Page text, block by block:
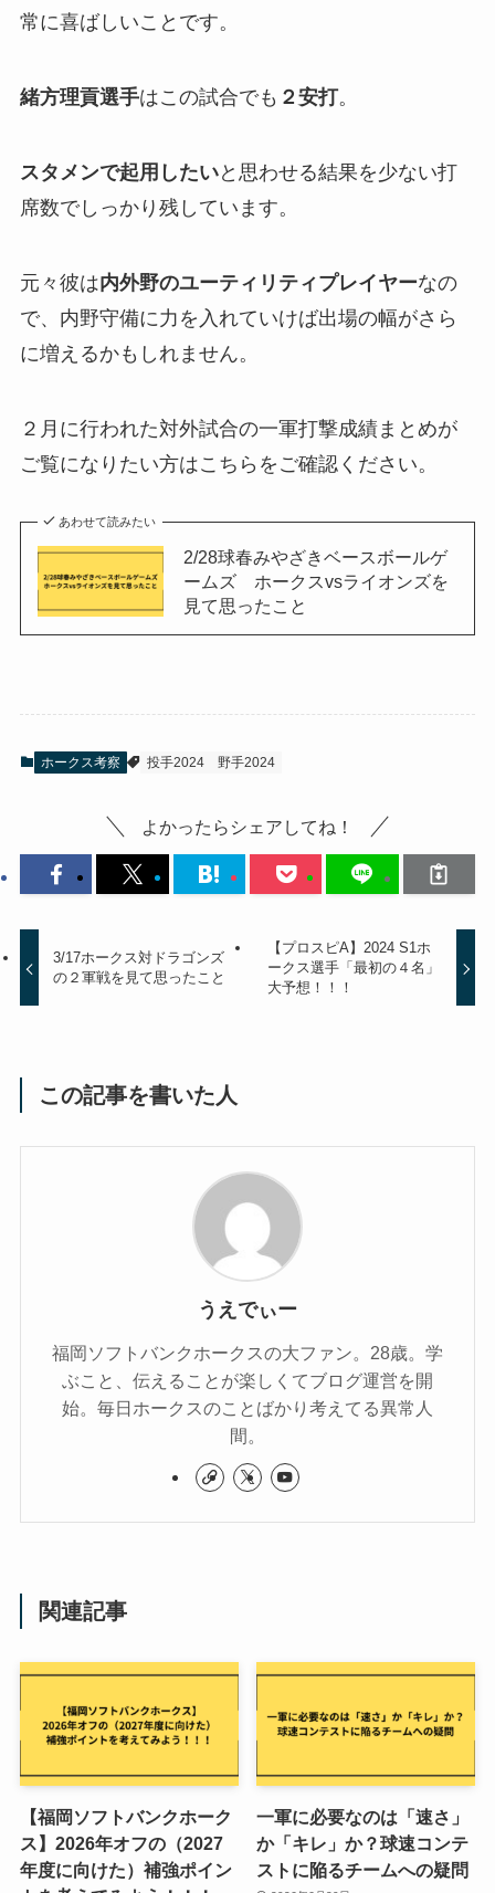
常に喜ばしいことです。
緒方理貢選手はこの試合でも ２安打。
スタメンで起用したいと思わせる結果を少ない打
席数でしっかり残しています。
元々彼は内外野のユーティリティプレイヤーなの
で、内野守備に力を入れていけば出場の幅がさら
に増えるかもしれません。
２月に行われた対外試合の一軍打撃成績まとめが
ご覧になりたい方はこちらをご確認ください。
あわせて読みたい
2/28球春みやざきベースボールゲ
ームズ ホークスvsライオンズを
見て思ったこと
ホークス考察 投手2024 野手2024
よかったらシェアしてね！
3/17ホークス対ドラゴンズ
の２軍戦を見て思ったこと
【プロスピA】2024 S1ホ
ークス選手「最初の４名」
大予想！！！
この記事を書いた人
うえでぃー
福岡ソフトバンクホークスの大ファン。28歳。学
ぶこと、伝えることが楽しくてブログ運営を開
始。毎日ホークスのことばかり考えてる異常人
間。
関連記事
【福岡ソフトバンクホーク
ス】2026年オフの（2027
年度に向けた）補強ポイン
一軍に必要なのは「速さ」
か「キレ」か？球速コンテ
ストに陥るチームへの疑問